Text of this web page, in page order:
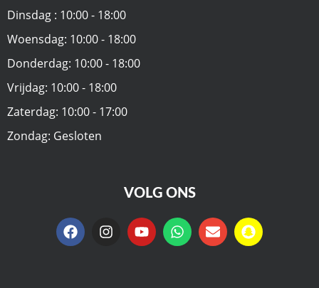
Dinsdag : 10:00 - 18:00
Woensdag: 10:00 - 18:00
Donderdag: 10:00 - 18:00
Vrijdag: 10:00 - 18:00
Zaterdag: 10:00 - 17:00
Zondag: Gesloten
VOLG ONS